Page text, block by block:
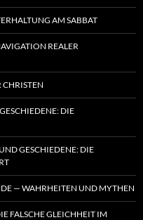
AM SABBAT
REALER
CHRISTEN
DIE
GESCHIEDENE: DIE
— WAHRHEITEN UND MYTHEN
FALSCHE GLEICHHEIT IM